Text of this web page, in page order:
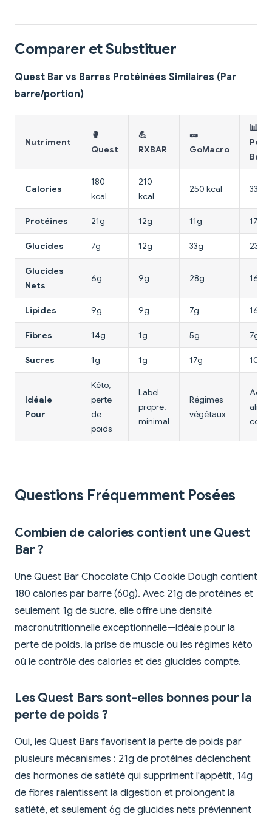
Comparer et Substituer
Quest Bar vs Barres Protéinées Similaires (Par
barre/portion)
Nutriment
🥊
Quest
💪
RXBAR
🥜
GoMacro
📊
Bar
Calories
180
kcal
210
kcal
250 kcal 330
Protéines 21g 12g 11g 17g
Glucides 7g 12g 33g 23g
Glucides
Nets
6g 9g 28g 16g
Lipides 9g 9g 7g 16g
Fibres 14g 1g 5g 7g
Sucres 1g 1g 17g 10g
Idéale
Pour
Kéto,
perte
de
poids
Label
propre,
minimal
Régimes
végétaux
Questions Fréquemment Posées
Combien de calories contient une Quest
Bar ?
Une Quest Bar Chocolate Chip Cookie Dough contient
180 calories par barre (60g). Avec 21g de protéines et
seulement 1g de sucre, elle offre une densité
macronutritionnelle exceptionnelle—idéale pour la
perte de poids, la prise de muscle ou les régimes kéto
où le contrôle des calories et des glucides compte.
Les Quest Bars sont-elles bonnes pour la
perte de poids ?
Oui, les Quest Bars favorisent la perte de poids par
plusieurs mécanismes : 21g de protéines déclenchent
des hormones de satiété qui suppriment l'appétit, 14g
de fibres ralentissent la digestion et prolongent la
satiété, et seulement 6g de glucides nets préviennent